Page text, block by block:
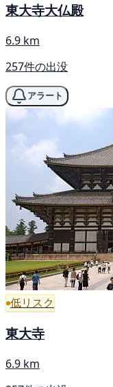
東大寺大仏殿
6.9 km
257件の出没
アラート
低リスク
東大寺
6.9 km